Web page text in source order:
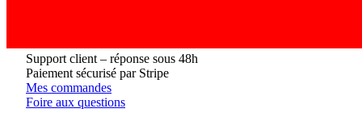
Support client – réponse sous 48h
Paiement sécurisé par Stripe
Mes commandes
Foire aux questions